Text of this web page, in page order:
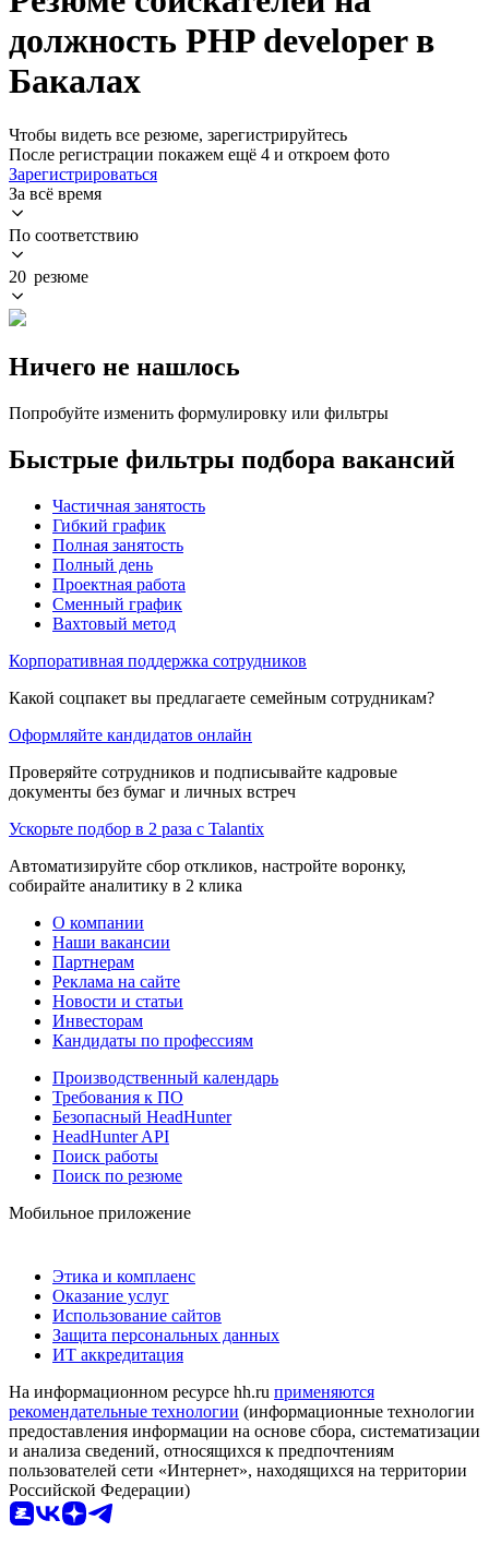
должность PHP developer в
Бакалах
Чтобы видеть все резюме, зарегистрируйтесь
После регистрации покажем ещё 4 и откроем фото
Зарегистрироваться
За всё время
По соответствию
20 резюме
Ничего не нашлось
Попробуйте изменить формулировку или фильтры
Быстрые фильтры подбора вакансий
Частичная занятость
Гибкий график
Полная занятость
Полный день
Проектная работа
Сменный график
Вахтовый метод
Корпоративная поддержка сотрудников
Какой соцпакет вы предлагаете семейным сотрудникам?
Оформляйте кандидатов онлайн
Проверяйте сотрудников и подписывайте кадровые
документы без бумаг и личных встреч
Ускорьте подбор в 2 раза с Talantix
Автоматизируйте сбор откликов, настройте воронку,
собирайте аналитику в 2 клика
О компании
Наши вакансии
Партнерам
Реклама на сайте
Новости и статьи
Инвесторам
Кандидаты по профессиям
Производственный календарь
Требования к ПО
Безопасный HeadHunter
HeadHunter API
Поиск работы
Поиск по резюме
Мобильное приложение
Этика и комплаенс
Оказание услуг
Использование сайтов
Защита персональных данных
ИТ аккредитация
На информационном ресурсе hh.ru применяются
рекомендательные технологии (информационные технологии
предоставления информации на основе сбора, систематизации
и анализа сведений, относящихся к предпочтениям
пользователей сети «Интернет», находящихся на территории
Российской Федерации)